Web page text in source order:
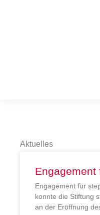
Aktuelles
Engagement
Engagement für
konnte die Stiftung
an der Eröffnung